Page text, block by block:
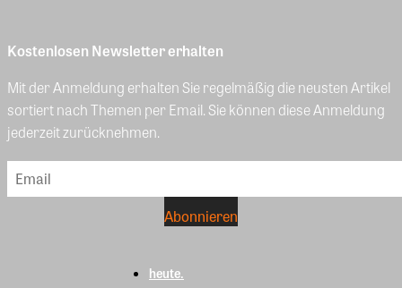
Kostenlosen Newsletter erhalten
Mit der Anmeldung erhalten Sie regelmäßig die neusten Artikel
sortiert nach Themen per Email. Sie können diese Anmeldung
jederzeit zurücknehmen.
heute.